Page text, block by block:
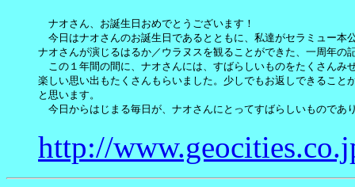
ナオさん、お誕生日おめでとうございます！
今日はナオさんのお誕生日であるとともに、私達がセラミュー本
ナオさんが演じるはるか／ウラヌスを観ることができた、一周年の
この１年間の間に、ナオさんには、すばらしいものをたくさんみ
楽しい思い出もたくさんもらいました。少しでもお返しできること
と思います。
今日からはじまる毎日が、ナオさんにとってすばらしいものであ
http://